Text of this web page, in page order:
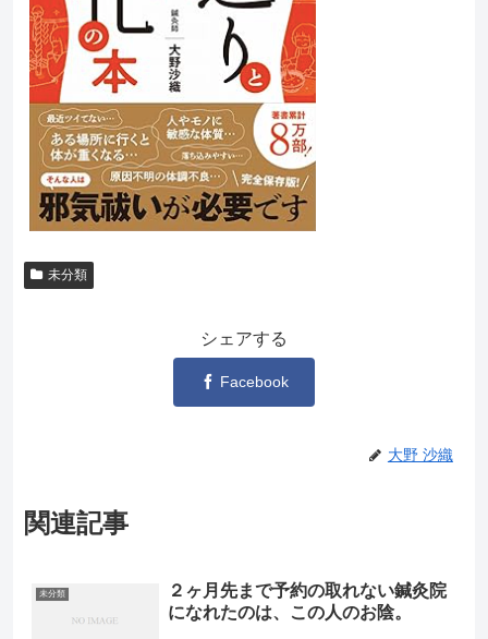
未分類
シェアする
Facebook
大野 沙織
関連記事
未分類
２ヶ月先まで予約の取れない鍼灸院
になれたのは、この人のお陰。